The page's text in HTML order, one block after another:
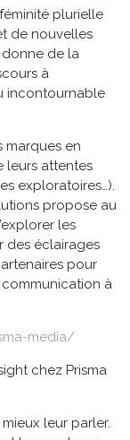
plurielle
de nouvelles
donne de la
à
incontournable
marques en
leurs attentes
exploratoires…).
propose au
les
des éclairages
pour
à
media/
chez Prisma
leur parler.